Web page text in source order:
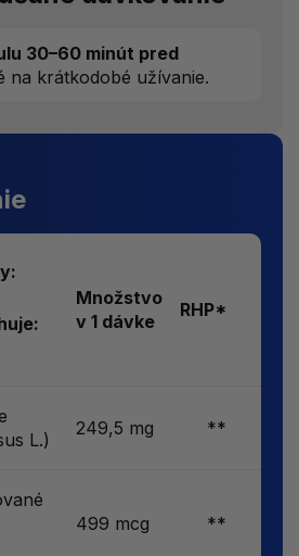
30–60 minút pred
na krátkodobé užívanie.
Množstvo
v 1 dávke
RHP*
L.)
249,5 mg **
499 mcg **